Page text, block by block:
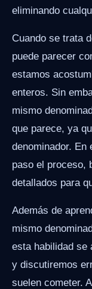
eliminando
Cuando se trata
puede parecer
estamos
enteros. Sin
mismo
que parece, ya
denominador.
paso el proceso,
detallados para
Además de
mismo
esta habilidad se
y discutiremos
suelen cometer.